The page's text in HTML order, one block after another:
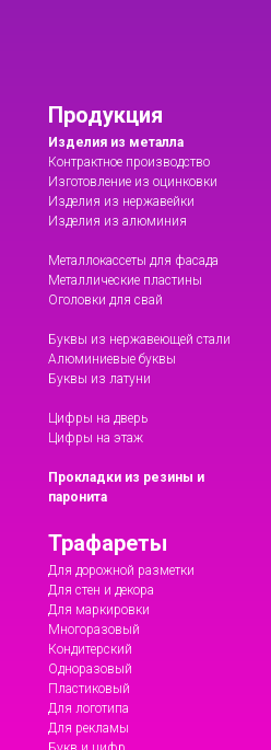
Продукция
Изделия из металла
Контрактное производство
Изготовление из оцинковки
Изделия из нержавейки
Изделия из алюминия
Металлокассеты для фасада
Металлические пластины
Оголовки для свай
Буквы из нержавеющей стали
Алюминиевые буквы
Буквы из латуни
Цифры на дверь
Цифры на этаж
Прокладки из резины и
паронита
Трафареты
Для дорожной разметки
Для стен и декора
Для маркировки
Многоразовый
Кондитерский
Одноразовый
Пластиковый
Для логотипа
Для рекламы